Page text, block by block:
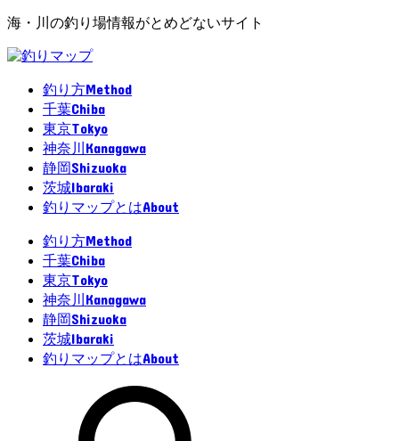
海・川の釣り場情報がとめどないサイト
釣り方Method
千葉Chiba
東京Tokyo
神奈川 Kanagawa
静岡Shizuoka
茨城Ibaraki
釣りマップとはAbout
釣り方Method
千葉Chiba
東京Tokyo
神奈川 Kanagawa
静岡Shizuoka
茨城Ibaraki
釣りマップとはAbout